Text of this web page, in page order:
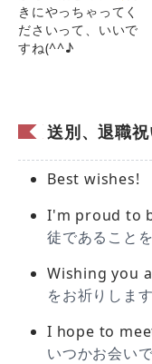
きにやっちゃってく
ださいって、いいで
すね(^^♪
送別、退職
Best wishes!
I'm proud to
徒であること
Wishing you
をお祈りしま
I hope to
いつかお会い